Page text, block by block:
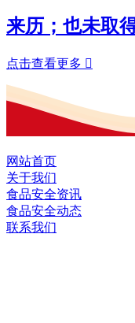
来历；也未取
点击查看更多 
网站首页
关于我们
食品安全资讯
食品安全动态
联系我们